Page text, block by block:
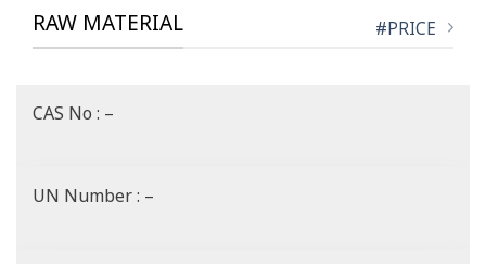
RAW MATERIAL #PRICE
CAS No : –
UN Number : –